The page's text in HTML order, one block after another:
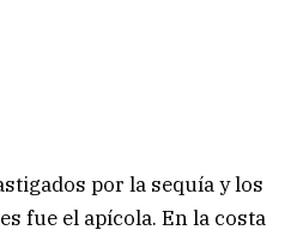
por la sequía y los
fue el apícola. En la costa